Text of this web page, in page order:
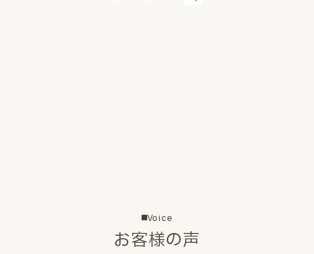
Voice
お客様の声